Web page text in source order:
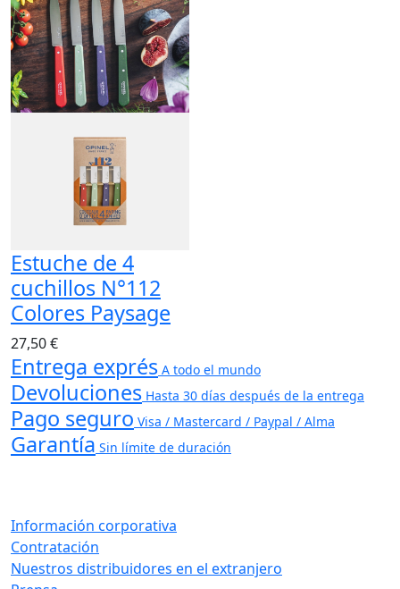
Estuche de 4
cuchillos N°112
Colores Paysage
27,50 €
Entrega exprés A todo el mundo
Devoluciones Hasta 30 días después de la entrega
Pago seguro Visa / Mastercard / Paypal / Alma
Garantía Sin límite de duración
Información corporativa
Contratación
Nuestros distribuidores en el extranjero